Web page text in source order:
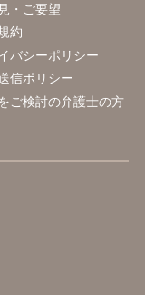
・ご要望
約
バシーポリシー
信ポリシー
ご検討の弁護士の方